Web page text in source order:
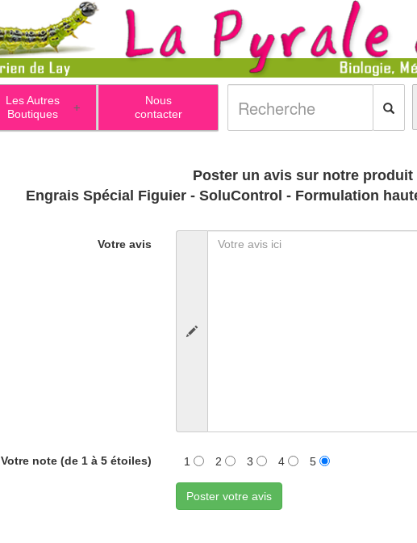
+
Les Autres
Boutiques
Nous
contacter
Poster un avis sur notre produit
Engrais Spécial Figuier - SoluControl - Formulation
Votre avis
Votre note (de 1 à 5 étoiles) 1 2 3 4 5
Poster votre avis